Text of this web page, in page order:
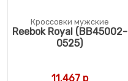
Кроссовки мужские
Reebok Royal (BB45002-
0525)
11.467р